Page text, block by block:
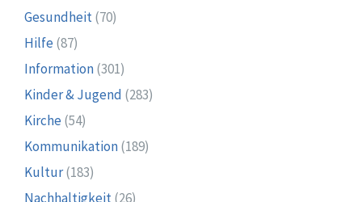
Gesundheit(70)
Hilfe (87)
Information(301)
Kinder & Jugend (283)
Kirche (54)
Kommunikation(189)
Kultur(183)
Nachhaltigkeit(26)